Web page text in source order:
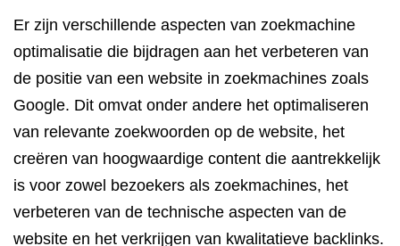
Er zijn verschillende aspecten van zoekmachine
optimalisatie die bijdragen aan het verbeteren van
de positie van een website in zoekmachines zoals
Google. Dit omvat onder andere het optimaliseren
van relevante zoekwoorden op de website, het
creëren van hoogwaardige content die aantrekkelijk
is voor zowel bezoekers als zoekmachines, het
verbeteren van de technische aspecten van de
website en het verkrijgen van kwalitatieve backlinks.